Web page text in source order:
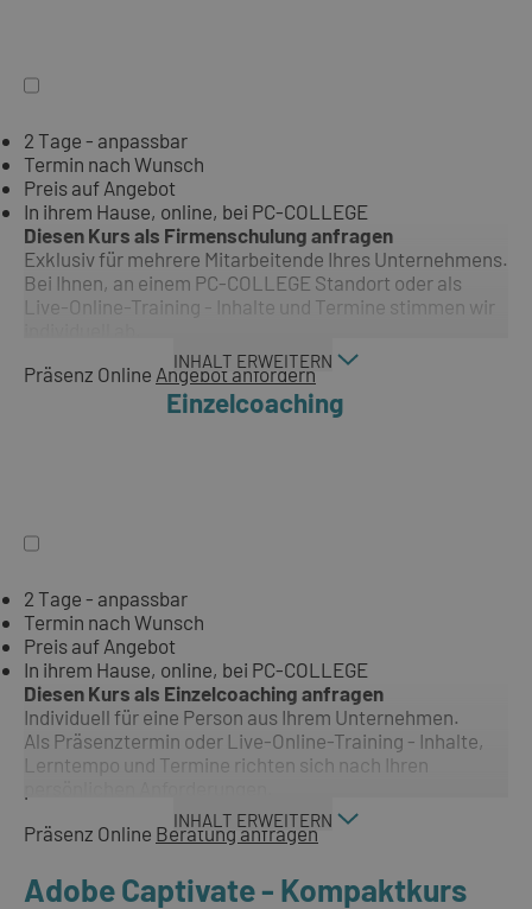
2 Tage - anpassbar
Termin nach Wunsch
Preis auf Angebot
In ihrem Hause, online, bei PC-COLLEGE
Diesen Kurs als Firmenschulung anfragen
Exklusiv für mehrere Mitarbeitende Ihres Unternehmens.
Bei Ihnen, an einem PC-COLLEGE Standort oder als
Live-Online-Training - Inhalte und Termine stimmen wir
INHALT ERWEITERN
Präsenz Online Angebot anfordern
Einzelcoaching
2 Tage - anpassbar
Termin nach Wunsch
Preis auf Angebot
In ihrem Hause, online, bei PC-COLLEGE
Diesen Kurs als Einzelcoaching anfragen
Individuell für eine Person aus Ihrem Unternehmen.
Als Präsenztermin oder Live-Online-Training - Inhalte,
Lerntempo und Termine richten sich nach Ihren
INHALT ERWEITERN
Präsenz Online Beratung anfragen
Adobe Captivate - Kompaktkurs